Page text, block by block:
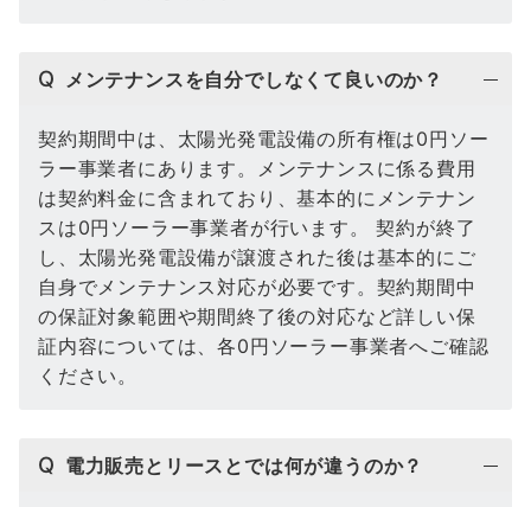
Q メンテナンスを自分でしなくて良いのか？
契約期間中は、太陽光発電設備の所有権は0円ソー
ラー事業者にあります。メンテナンスに係る費用
は契約料金に含まれており、基本的にメンテナン
スは0円ソーラー事業者が行います。 契約が終了
し、太陽光発電設備が譲渡された後は基本的にご
自身でメンテナンス対応が必要です。契約期間中
の保証対象範囲や期間終了後の対応など詳しい保
証内容については、各0円ソーラー事業者へご確認
ください。
Q 電力販売とリースとでは何が違うのか？